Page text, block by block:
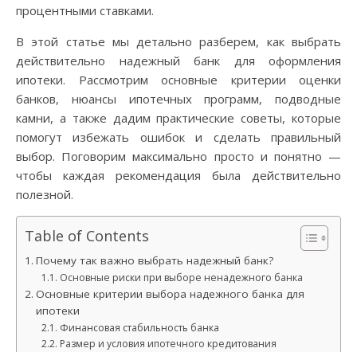
процентными ставками.
В этой статье мы детально разберем, как выбрать
действительно надежный банк для оформления
ипотеки. Рассмотрим основные критерии оценки
банков, нюансы ипотечных программ, подводные
камни, а также дадим практические советы, которые
помогут избежать ошибок и сделать правильный
выбор. Поговорим максимально просто и понятно —
чтобы каждая рекомендация была действительно
полезной.
Table of Contents
Почему так важно выбрать надежный банк?
Основные риски при выборе ненадежного банка
Основные критерии выбора надежного банка для
ипотеки
Финансовая стабильность банка
Размер и условия ипотечного кредитования